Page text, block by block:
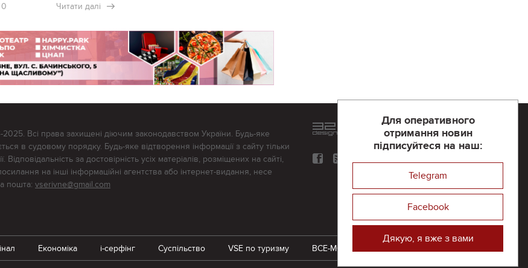
0 Читати далі
Для оперативного
отримання новин
підписуйтеся на наш:
Telegram
Facebook
Дякую, я вже з вами
Всі права захищені діючим законодавством України. Будь-яке
в судовому порядку. Будь-яке відтворення інформації з сайту тільки
за достовірність усіх матеріалів, розміщених на сайті,
на інші інформаційні агентства або інтернет-видання, несе
пошта: vserivne@gmail.com
Розроблений та підтримується
компанії 32х32
Економіка i-серфінг Суспільство VSE по туризму ВСЕ-МОЖЛИВО